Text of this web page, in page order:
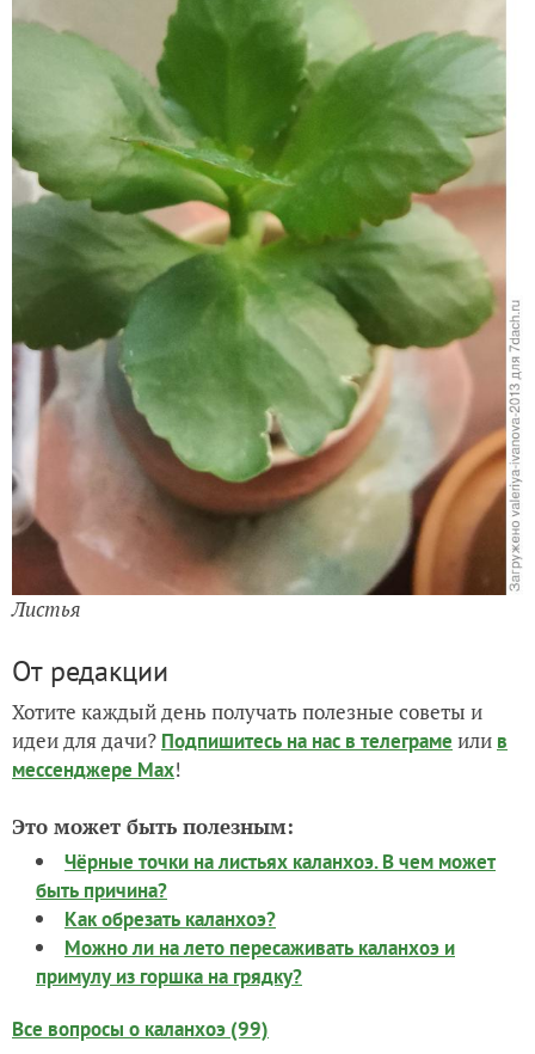
Листья
От редакции
Хотите каждый день получать полезные советы и
идеи для дачи? Подпишитесь на нас в телеграме или в
мессенджере Max!
Это может быть полезным:
Чёрные точки на листьях каланхоэ. В чем может
быть причина?
Как обрезать каланхоэ?
Можно ли на лето пересаживать каланхоэ и
примулу из горшка на грядку?
Все вопросы о каланхоэ (99)